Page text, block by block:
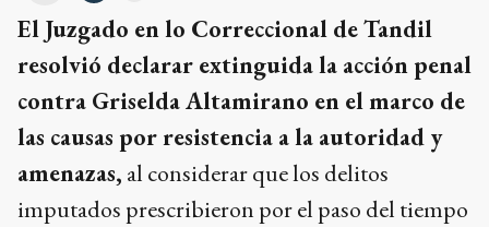
El Juzgado en lo Correccional de Tandil
resolvió declarar extinguida la acción penal
contra Griselda Altamirano en el marco de
las causas por resistencia a la autoridad y
amenazas, al considerar que los delitos
imputados prescribieron por el paso del tiempo